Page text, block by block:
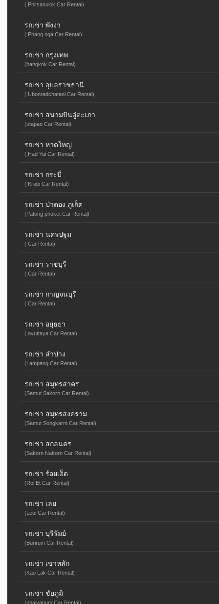
( Phitsanulok Car Rental)
รถเช่า พังงา
( Phang nga Car Rental)
รถเช่า กรุงเทพ
(bangkok Car Rental)
รถเช่า อุบลราชธานี
( Ubonradchatani Car Rental)
รถเช่า สนามบินอู่ตะเภา
(utapao Car Rental)
รถเช่า หาดใหญ่
( Had Yai Car Rental)
รถเช่า กระบี่
( Krabi Car Rental)
รถเช่า ป่าตอง ภูเก็ต
(Patong phuket Car Rental)
รถเช่า นครปฐม
( Car Rental)
รถเช่า ราชบุรี
( Car Rental)
รถเช่า กาญจนบุรี
( Car Rental)
รถเช่า อยุธยา
( ayuttaya Car Rental)
รถเช่า ลำปาง
(Lampang Car Rental)
รถเช่า สมุทรสาคร
(Samut Sakorn Car Rental)
รถเช่า สมุทรสงคราม
(Samut Songkarm Car Rental)
รถเช่า สกลนคร
(Sakorn Nakorn Car Rental)
รถเช่า ร้อยเอ็ด
(Roi Et Car Rental)
รถเช่า เลย
(Leoi Car Rental)
รถเช่า บุรีรัมย์
(Burirum Car Rental)
รถเช่า เขาหลัก
(Kao Lak Car Rental)
รถเช่า ชัยภูมิ
(chaiyapum Car Rental)